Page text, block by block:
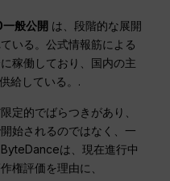
般公開 は、段階的な展開
いる。公式情報筋による
稼働しており、国内の主
給している。.
定的でばらつきがあり、
始されるのではなく、一
は、現在進行中
権評価を理由に、